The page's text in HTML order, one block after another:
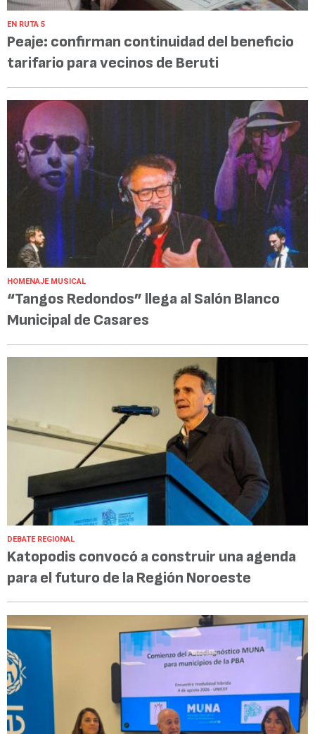
EN RUTA 5
Peaje: confirman continuidad del beneficio
tarifario para vecinos de Beruti
HOMENAJE MUSICAL
“Tangos Redondos” llega al Salón Blanco
Municipal de Casares
DEBATE REGIONAL
Katopodis convocó a construir una agenda
para el futuro de la Región Noroeste